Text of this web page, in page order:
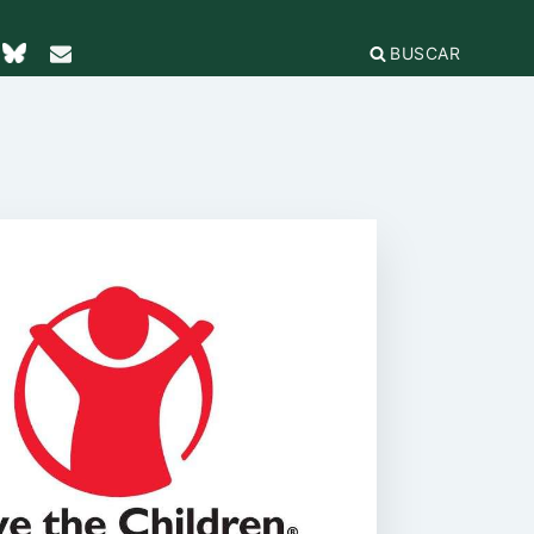
BUSCAR
LA COORDINADORA
por la solidaridad
la ciudadanía global
EL
Antiacoso
y
de Compras
igualdad